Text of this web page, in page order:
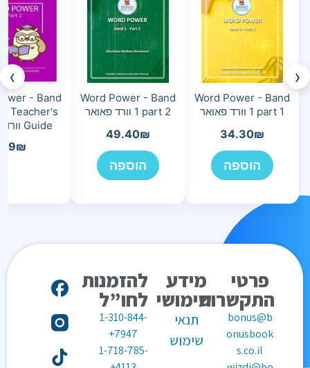
‹
Word Power - Band
1 part 1 וורד פאואר
34.30₪
הוספה
Word Power - Band
1 part 2 וורד פאואר
49.40₪
הוספה
- Band
Teacher's
Guide וורד פאואר
49₪
›
פרטי
התקשרות
bonus@b
onusbook
s.co.il
מידע
שימושי
תנאי
שימוש
להזמנות
לחו”ל
1-310-844-
7947+
1-718-785-